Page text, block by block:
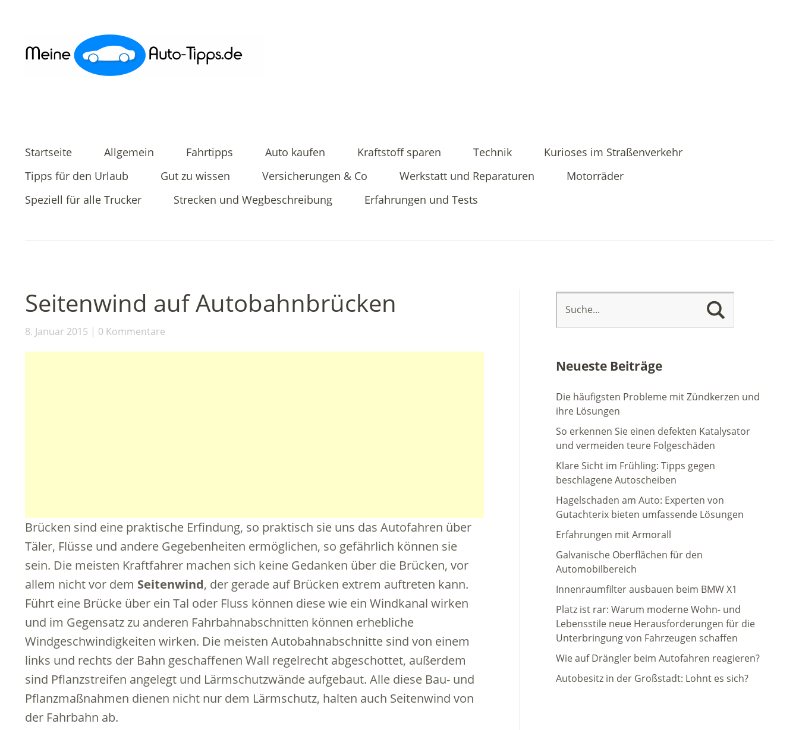
Startseite Allgemein Fahrtipps Auto kaufen Kraftstoff sparen Technik
Kurioses im Straßenverkehr
Tipps für den Urlaub
Gut zu wissen Versicherungen & Co Werkstatt und Reparaturen
Motorräder
Speziell für alle Trucker
Strecken und Wegbeschreibung Erfahrungen und Tests
Seitenwind auf Autobahnbrücken
8. Januar 2015 0 Kommentare
Brücken sind eine praktische Erfindung, so praktisch sie uns das Autofahren über
Täler, Flüsse und andere Gegebenheiten ermöglichen, so gefährlich können sie
sein. Die meisten Kraftfahrer machen sich keine Gedanken über die Brücken, vor
allem nicht vor dem Seitenwind, der gerade auf Brücken extrem auftreten kann.
Führt eine Brücke über ein Tal oder Fluss können diese wie ein Windkanal wirken
und im Gegensatz zu anderen Fahrbahnabschnitten können erhebliche
Windgeschwindigkeiten wirken. Die meisten Autobahnabschnitte sind von einem
links und rechts der Bahn geschaffenen Wall regelrecht abgeschottet, außerdem
sind Pflanzstreifen angelegt und Lärmschutzwände aufgebaut. Alle diese Bau- und
Pflanzmaßnahmen dienen nicht nur dem Lärmschutz, halten auch Seitenwind von
der Fahrbahn ab.
Neueste Beiträge
Die häufigsten Probleme mit Zündkerzen und
ihre Lösungen
So erkennen Sie einen defekten Katalysator
und vermeiden teure Folgeschäden
Klare Sicht im Frühling: Tipps gegen
beschlagene Autoscheiben
Hagelschaden am Auto: Experten von
Gutachterix bieten umfassende Lösungen
Erfahrungen mit Armorall
Galvanische Oberflächen für den
Automobilbereich
Innenraumfilter ausbauen beim BMW X1
Platz ist rar: Warum moderne Wohn- und
Lebensstile neue Herausforderungen für die
Unterbringung von Fahrzeugen schaffen
Wie auf Drängler beim Autofahren reagieren?
Autobesitz in der Großstadt: Lohnt es sich?